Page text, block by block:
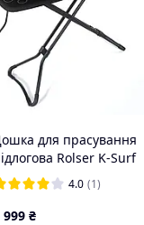
для прасування
Rolser K-Surf
Tube Negro
1023) 930458
+ сталь
4.0 (1)
999 ₴